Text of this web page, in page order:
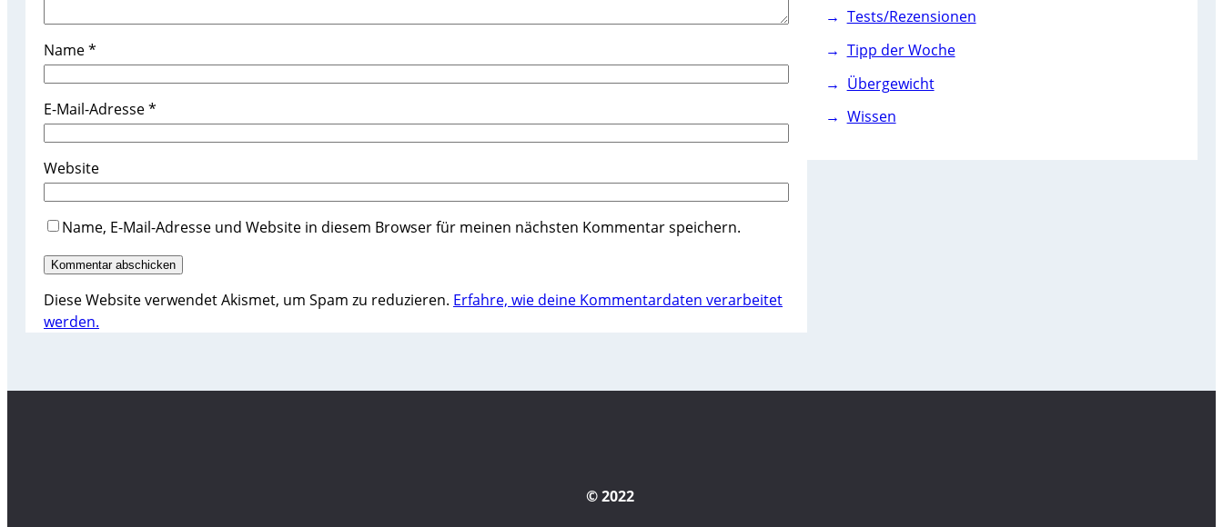
Name*
E-Mail-Adresse*
Website
Name, E-Mail-Adresse und Website in diesem Browser für meinen nächsten Kommentar speichern.
Diese Website verwendet Akismet, um Spam zu reduzieren. Erfahre, wie deine Kommentardaten verarbeitet
werden.
Tests/Rezensionen
Tipp der Woche
Übergewicht
Wissen
© 2022